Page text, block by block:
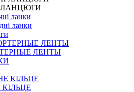
ЛАНЦЮГИ
ланки
ланки
ЛЕНТЫ